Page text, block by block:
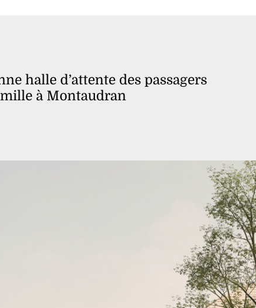
halle d’attente des passagers
à Montaudran